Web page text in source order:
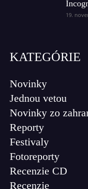
19.
KATEGÓRIE
Novinky
Jednou vetou
Novinky zo
Reporty
Festivaly
Fotoreporty
Recenzie CD
Recenzie